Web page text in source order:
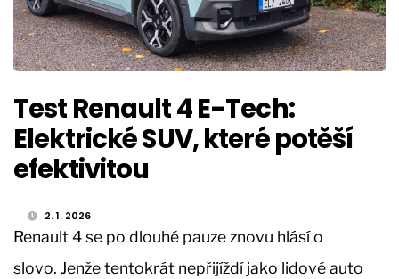
Test Renault 4 E-Tech:
Elektrické SUV, které potěší
efektivitou
2. 1. 2026
Renault 4 se po dlouhé pauze znovu hlásí o
slovo. Jenže tentokrát nepřijíždí jako lidové auto